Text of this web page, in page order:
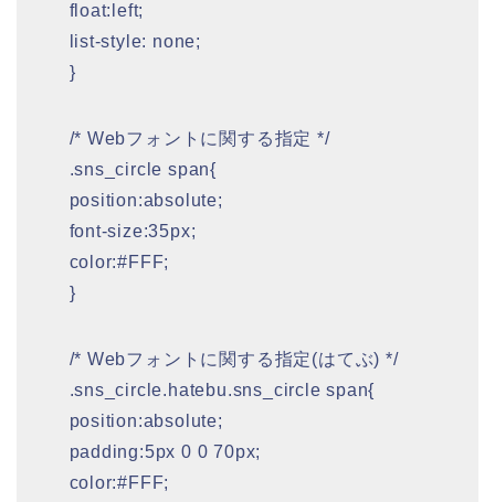
float:left;
list-style: none;
}
/* Webフォントに関する指定 */
.sns_circle span{
position:absolute;
font-size:35px;
color:#FFF;
}
/* Webフォントに関する指定(はてぶ) */
.sns_circle.hatebu.sns_circle span{
position:absolute;
padding:5px 0 0 70px;
color:#FFF;